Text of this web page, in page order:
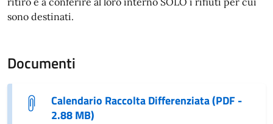
sono destinati.
Documenti
Calendario Raccolta Differenziata (PDF -
2.88 MB)